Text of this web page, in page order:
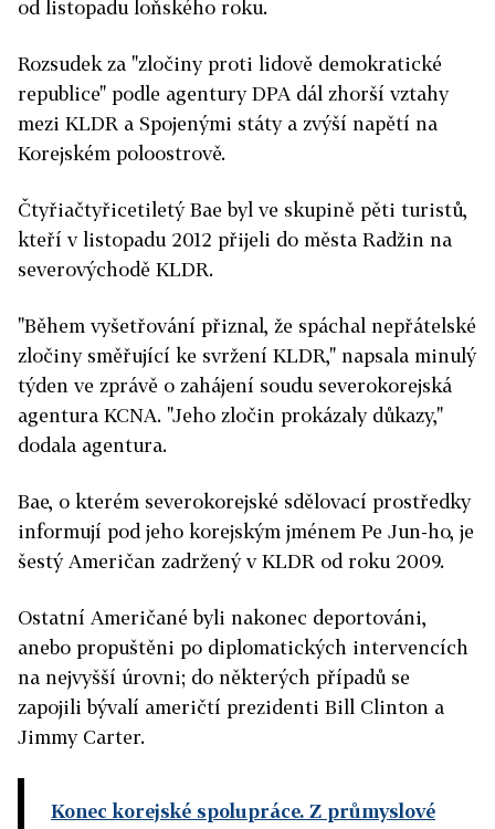
od listopadu loňského roku.
Rozsudek za "zločiny proti lidově demokratické
republice" podle agentury DPA dál zhorší vztahy
mezi KLDR a Spojenými státy a zvýší napětí na
Korejském poloostrově.
Čtyřiačtyřicetiletý Bae byl ve skupině pěti turistů,
kteří v listopadu 2012 přijeli do města Radžin na
severovýchodě KLDR.
"Během vyšetřování přiznal, že spáchal nepřátelské
zločiny směřující ke svržení KLDR," napsala minulý
týden ve zprávě o zahájení soudu severokorejská
agentura KCNA. "Jeho zločin prokázaly důkazy,"
dodala agentura.
Bae, o kterém severokorejské sdělovací prostředky
informují pod jeho korejským jménem Pe Jun-ho, je
šestý Američan zadržený v KLDR od roku 2009.
Ostatní Američané byli nakonec deportováni,
anebo propuštěni po diplomatických intervencích
na nejvyšší úrovni; do některých případů se
zapojili bývalí američtí prezidenti Bill Clinton a
Jimmy Carter.
Konec korejské spolupráce. Z průmyslové